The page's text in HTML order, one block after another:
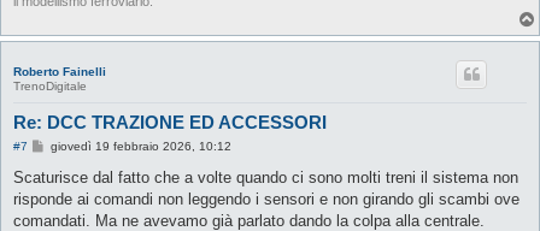
Roberto Fainelli
TrenoDigitale
Re: DCC TRAZIONE ED ACCESSORI
#7
M
s
a
g
giovedì 19 febbraio 2026, 10:12
Scaturisce dal fatto che a volte quando ci sono molti treni il sistema non
risponde ai comandi non leggendo i sensori e non girando gli scambi ove
comandati. Ma ne avevamo già parlato dando la colpa alla centrale.